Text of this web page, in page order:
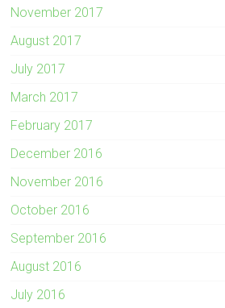
November 2017
August 2017
July 2017
March 2017
February 2017
December 2016
November 2016
October 2016
September 2016
August 2016
July 2016